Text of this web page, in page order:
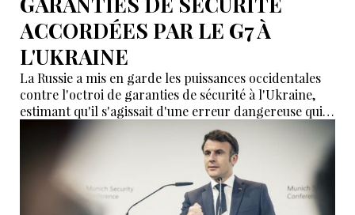
ACCORDÉES PAR LE G7 À
L'UKRAINE
La Russie a mis en garde les puissances occidentales
contre l'octroi de garanties de sécurité à l'Ukraine,
estimant qu'il s'agissait d'une erreur dangereuse qui
affecterait Moscou et exposerait l'Europe à des risques
accrus dans les années à venir.